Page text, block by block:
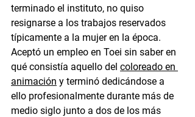
terminado el instituto, no quiso
resignarse a los trabajos reservados
típicamente a la mujer en la época.
Aceptó un empleo en Toei sin saber en
qué consistía aquello del coloreado en
animación y terminó dedicándose a
ello profesionalmente durante más de
medio siglo junto a dos de los más